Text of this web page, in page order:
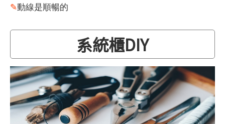
✎動線是順暢的
系統櫃DIY